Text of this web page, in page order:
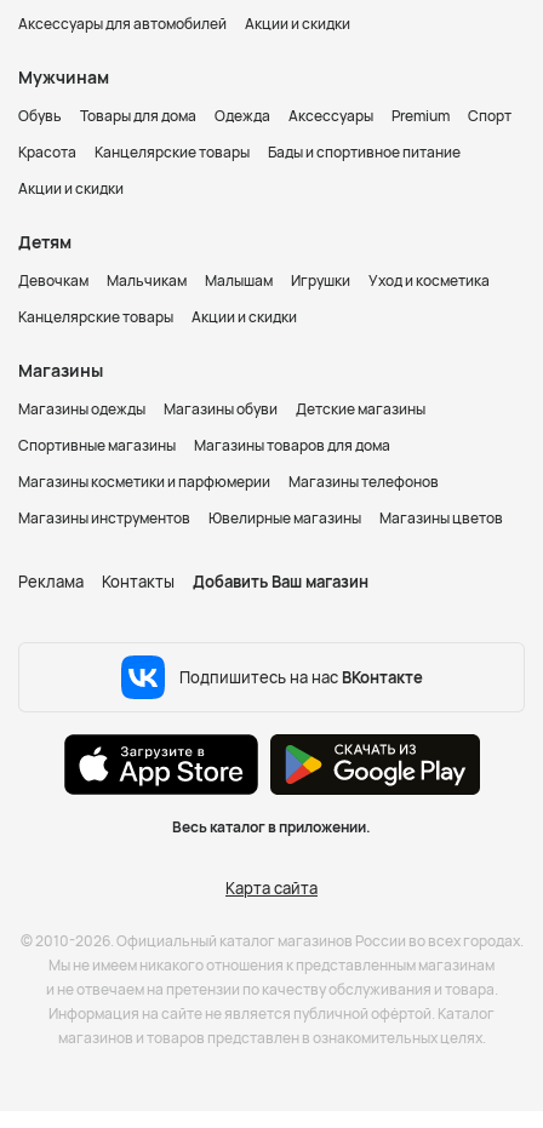
Аксессуары для автомобилей
Акции и скидки
Мужчинам
Обувь Товары для дома Одежда Аксессуары Premium
Спорт
Красота
Канцелярские товары
Бады и спортивное питание
Акции и скидки
Детям
Девочкам Мальчикам Малышам Игрушки
Уход и косметика
Канцелярские товары
Акции и скидки
Магазины
Магазины одежды Магазины обуви
Детские магазины
Спортивные магазины
Магазины товаров для дома
Магазины косметики и парфюмерии
Магазины телефонов
Магазины инструментов
Ювелирные магазины Магазины цветов
Реклама Контакты Добавить Ваш магазин
Подпишитесь на нас ВКонтакте
Весь каталог в приложении.
Карта сайта
© 2010-2026. Официальный каталог магазинов России во всех городах.
Мы не имеем никакого отношения к представленным магазинам
и не отвечаем на претензии по качеству обслуживания и товара.
Информация на сайте не является публичной офёртой. Каталог
магазинов и товаров представлен в ознакомительных целях.